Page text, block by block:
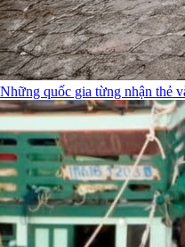
Những quốc gia từng nhận thẻ